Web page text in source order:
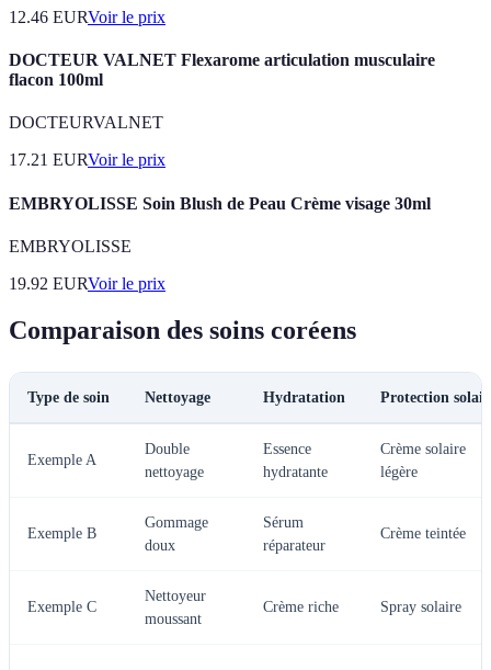
12.46 EURVoir le prix
DOCTEUR VALNET Flexarome articulation musculaire
flacon 100ml
DOCTEURVALNET
17.21 EURVoir le prix
EMBRYOLISSE Soin Blush de Peau Crème visage 30ml
EMBRYOLISSE
19.92 EURVoir le prix
Comparaison des soins coréens
Type de soin Nettoyage Hydratation Protection
Exemple A
Double
nettoyage
Essence
hydratante
Crème solaire
légère
Exemple B
Gommage
doux
Sérum
réparateur
Crème teintée
Exemple C
Nettoyeur
moussant
Crème riche Spray solaire